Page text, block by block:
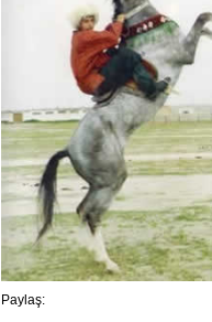
Paylaş: